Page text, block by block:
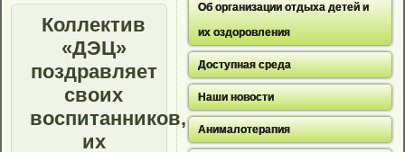
Коллектив
«ДЭЦ»
поздравляет
своих
воспитанников,
их
Об организации отдыха детей и
их оздоровления
Доступная среда
Наши новости
Анималотерапия